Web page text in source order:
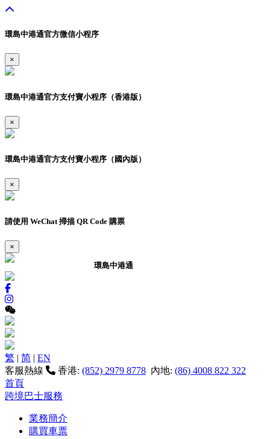
環島中港通官方微信小程序
×
環島中港通官方支付寶小程序（香港版）
×
環島中港通官方支付寶小程序（國內版）
×
請使用 WeChat 掃描 QR Code 購票
×
環島中港通
繁 | 简 | EN
客服熱線
香港: (852) 2979 8778 內地: (86) 4008 822 322
首頁
跨境巴士服務
業務簡介
購買車票